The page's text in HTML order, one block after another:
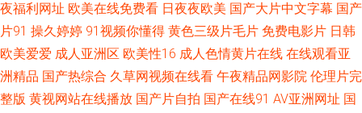
久草福利视频 日本加勒比av 91视频网页 韩国AV区 欧美色图21p 性欧美色 午
夜欧美剧场 狠狠干2026 日本三级官方网 足交在线视频 成人网片 狼友com
熟女在线视频网站 av亚洲东方 后入在线 日韩三级中文字幕 91极品在线 国产
夜福利网址 欧美在线免费看 日夜夜欧美 国产大片中文字幕 国产
片91 操久婷婷 91视频你懂得 黄色三级片毛片 免费电影片 日韩
欧美爱爱 成人亚洲区 欧美性16 成人色情黄片在线 在线观看亚
洲精品 国产热综合 久草网视频在线看 午夜精品网影院 伦理片完
整版 黄视网站在线播放 国产片自拍 国产在线91 AV亚洲网址 国